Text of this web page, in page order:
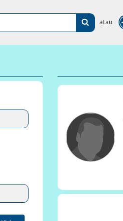
atau